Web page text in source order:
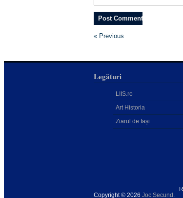
« Previous
Legături
LIIS.ro
Art Historia
Ziarul de Iași
Copyright © 2026 Joc Secund .